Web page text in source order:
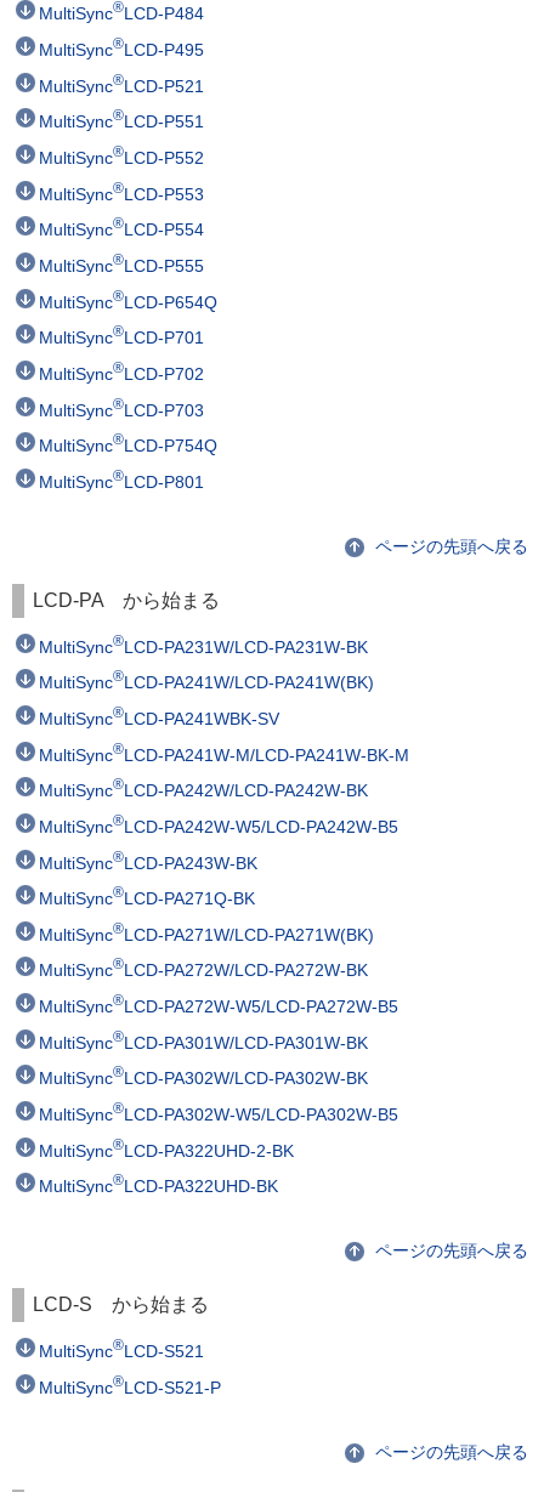
MultiSync®LCD-P484
MultiSync®LCD-P495
MultiSync®LCD-P521
MultiSync®LCD-P551
MultiSync®LCD-P552
MultiSync®LCD-P553
MultiSync®LCD-P554
MultiSync®LCD-P555
MultiSync®LCD-P654Q
MultiSync®LCD-P701
MultiSync®LCD-P702
MultiSync®LCD-P703
MultiSync®LCD-P754Q
MultiSync®LCD-P801
ページの先頭へ戻る
LCD-PA から始まる
MultiSync®LCD-PA231W/LCD-PA231W-BK
MultiSync®LCD-PA241W/LCD-PA241W(BK)
MultiSync®LCD-PA241WBK-SV
MultiSync®LCD-PA241W-M/LCD-PA241W-BK-M
MultiSync®LCD-PA242W/LCD-PA242W-BK
MultiSync®LCD-PA242W-W5/LCD-PA242W-B5
MultiSync®LCD-PA243W-BK
MultiSync®LCD-PA271Q-BK
MultiSync®LCD-PA271W/LCD-PA271W(BK)
MultiSync®LCD-PA272W/LCD-PA272W-BK
MultiSync®LCD-PA272W-W5/LCD-PA272W-B5
MultiSync®LCD-PA301W/LCD-PA301W-BK
MultiSync®LCD-PA302W/LCD-PA302W-BK
MultiSync®LCD-PA302W-W5/LCD-PA302W-B5
MultiSync®LCD-PA322UHD-2-BK
MultiSync®LCD-PA322UHD-BK
ページの先頭へ戻る
LCD-S から始まる
MultiSync®LCD-S521
MultiSync®LCD-S521-P
ページの先頭へ戻る